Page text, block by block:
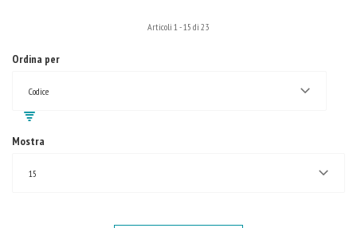
Ordina per
Codice
Articoli 1 -15 di 23
Mostra
15